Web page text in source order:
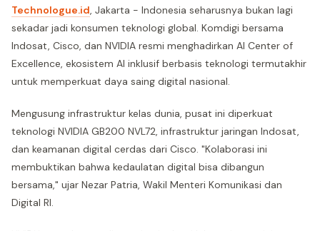
Technologue.id, Jakarta - Indonesia seharusnya bukan lagi
sekadar jadi konsumen teknologi global. Komdigi bersama
Indosat, Cisco, dan NVIDIA resmi menghadirkan AI Center of
Excellence, ekosistem AI inklusif berbasis teknologi termutakhir
untuk memperkuat daya saing digital nasional.
Mengusung infrastruktur kelas dunia, pusat ini diperkuat
teknologi NVIDIA GB200 NVL72, infrastruktur jaringan Indosat,
dan keamanan digital cerdas dari Cisco. "Kolaborasi ini
membuktikan bahwa kedaulatan digital bisa dibangun
bersama," ujar Nezar Patria, Wakil Menteri Komunikasi dan
Digital RI.